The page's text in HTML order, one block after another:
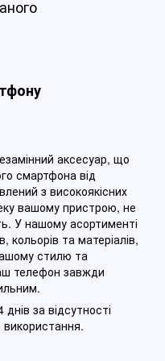
аксесуар, що
смартфона від
з високоякісних
вашому пристрою, не
У нашому асортименті
кольорів та матеріалів,
стилю та
телефон завжди
за відсутності
використання.